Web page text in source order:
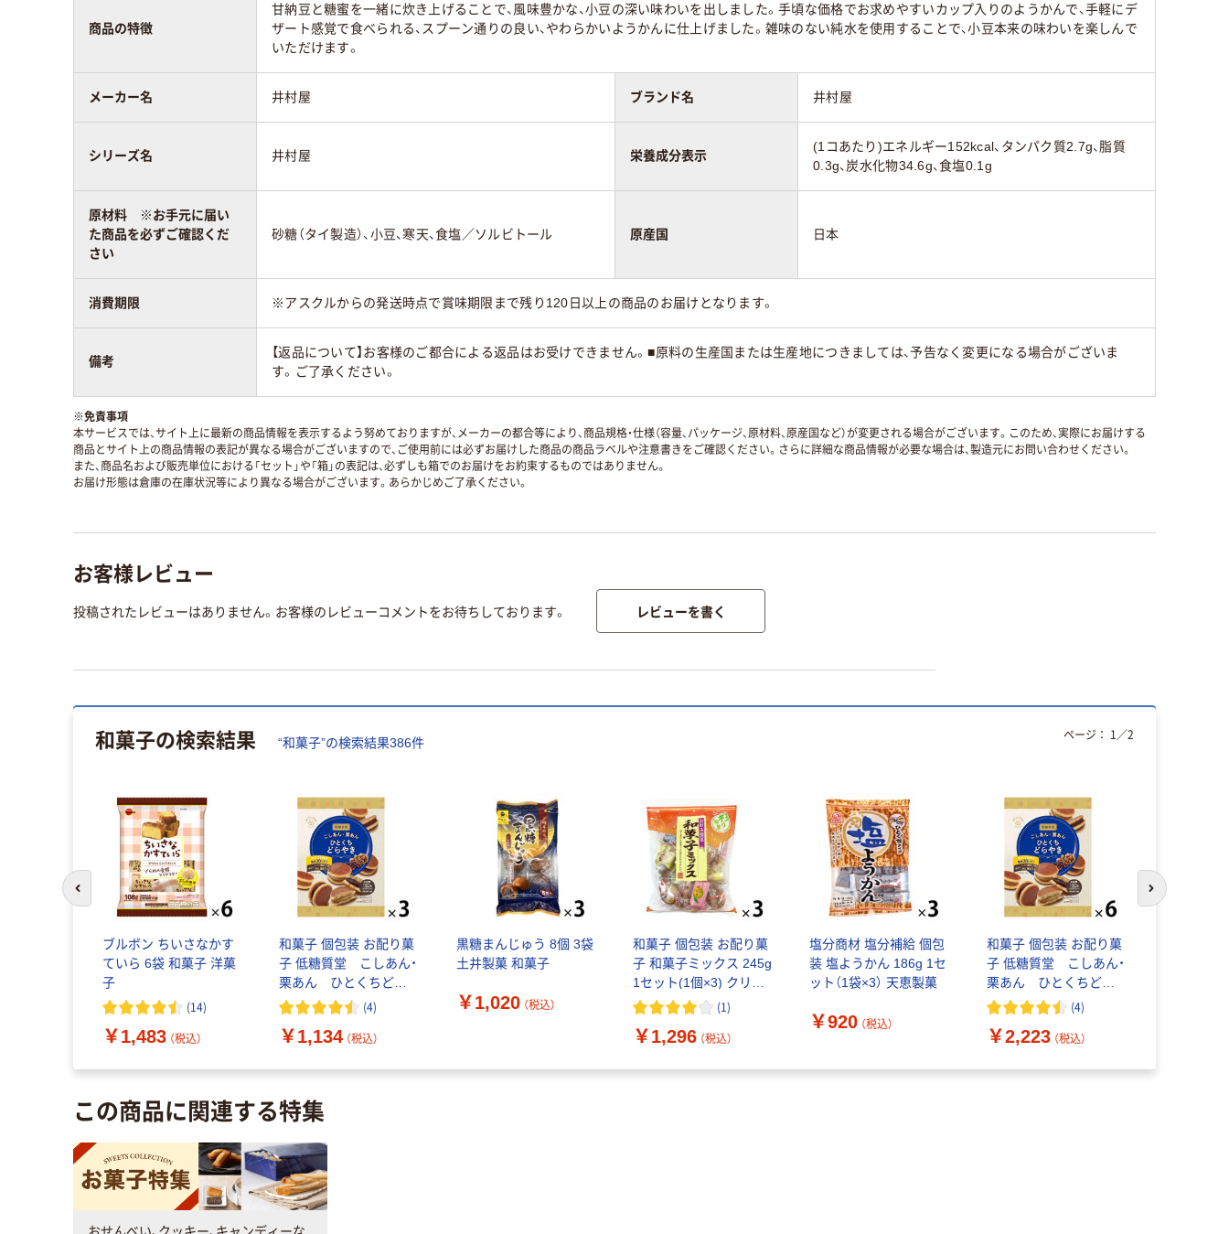
商品の特徴
甘納豆と糖蜜を一緒に炊き上げることで、風味豊かな、小豆の深い味わいを出しました。手頃な価格でお求めやすいカップ入りのようかんで、手軽にデ
ザート感覚で食べられる、スプーン通りの良い、やわらかいようかんに仕上げました。雑味のない純水を使用することで、小豆本来の味わいを楽しんで
いただけます。
メーカー名 井村屋 ブランド名 井村屋
シリーズ名 井村屋 栄養成分表示
(1コあたり)エネルギー152kcal、タンパク質2.7g、脂質
0.3g、炭水化物34.6g、食塩0.1g
原材料 ※お手元に届い
た商品を必ずご確認くだ
さい
砂糖（タイ製造）、小豆、寒天、食塩／ソルビトール 原産国 日本
消費期限 ※アスクルからの発送時点で賞味期限まで残り120日以上の商品のお届けとなります。
備考
【返品について】お客様のご都合による返品はお受けできません。■原料の生産国または生産地につきましては、予告なく変更になる場合がございま
す。ご了承ください。
※免責事項
本サービスでは、サイト上に最新の商品情報を表示するよう努めておりますが、メーカーの都合等により、商品規格・仕様（容量、パッケージ、原材料、原産国など）が変更される場合がございます。このため、実際にお届けする
商品とサイト上の商品情報の表記が異なる場合がございますので、ご使用前には必ずお届けした商品の商品ラベルや注意書きをご確認ください。さらに詳細な商品情報が必要な場合は、製造元にお問い合わせください。
また、商品名および販売単位における「セット」や「箱」の表記は、必ずしも箱でのお届けをお約束するものではありません。
お届け形態は倉庫の在庫状況等により異なる場合がございます。あらかじめご了承ください。
お客様レビュー
投稿されたレビューはありません。お客様のレビューコメントをお待ちしております。 レビューを書く
和菓子の検索結果 “和菓子”の検索結果386件
ブルボン ちいさなかす
ていら 6袋 和菓子 洋菓
子
(14)
￥1,483 （税込）
和菓子 個包装 お配り菓
子 低糖質堂 こしあん・
栗あん ひとくちどら
やき アソート 1セット
(4)
￥1,134 （税込）
黒糖まんじゅう 8個 3袋
土井製菓 和菓子
￥1,020 （税込）
和菓子 個包装 お配り菓
子 和菓子ミックス 245g
1セット(1個×3) クリー
ト
(1)
￥1,296 （税込）
塩分商材 塩分補給 個包
装 塩ようかん 186g 1セ
ット（1袋×3） 天恵製菓
￥920 （税込）
和菓子 個包装 お配り菓
子 低糖質堂 こしあん・
栗あん ひとくちどら
やき アソート 1セット
(4)
￥2,223 （税込）
ページ： 1 ／2
前のスライドへ 次のスライド
この商品に関連する特集